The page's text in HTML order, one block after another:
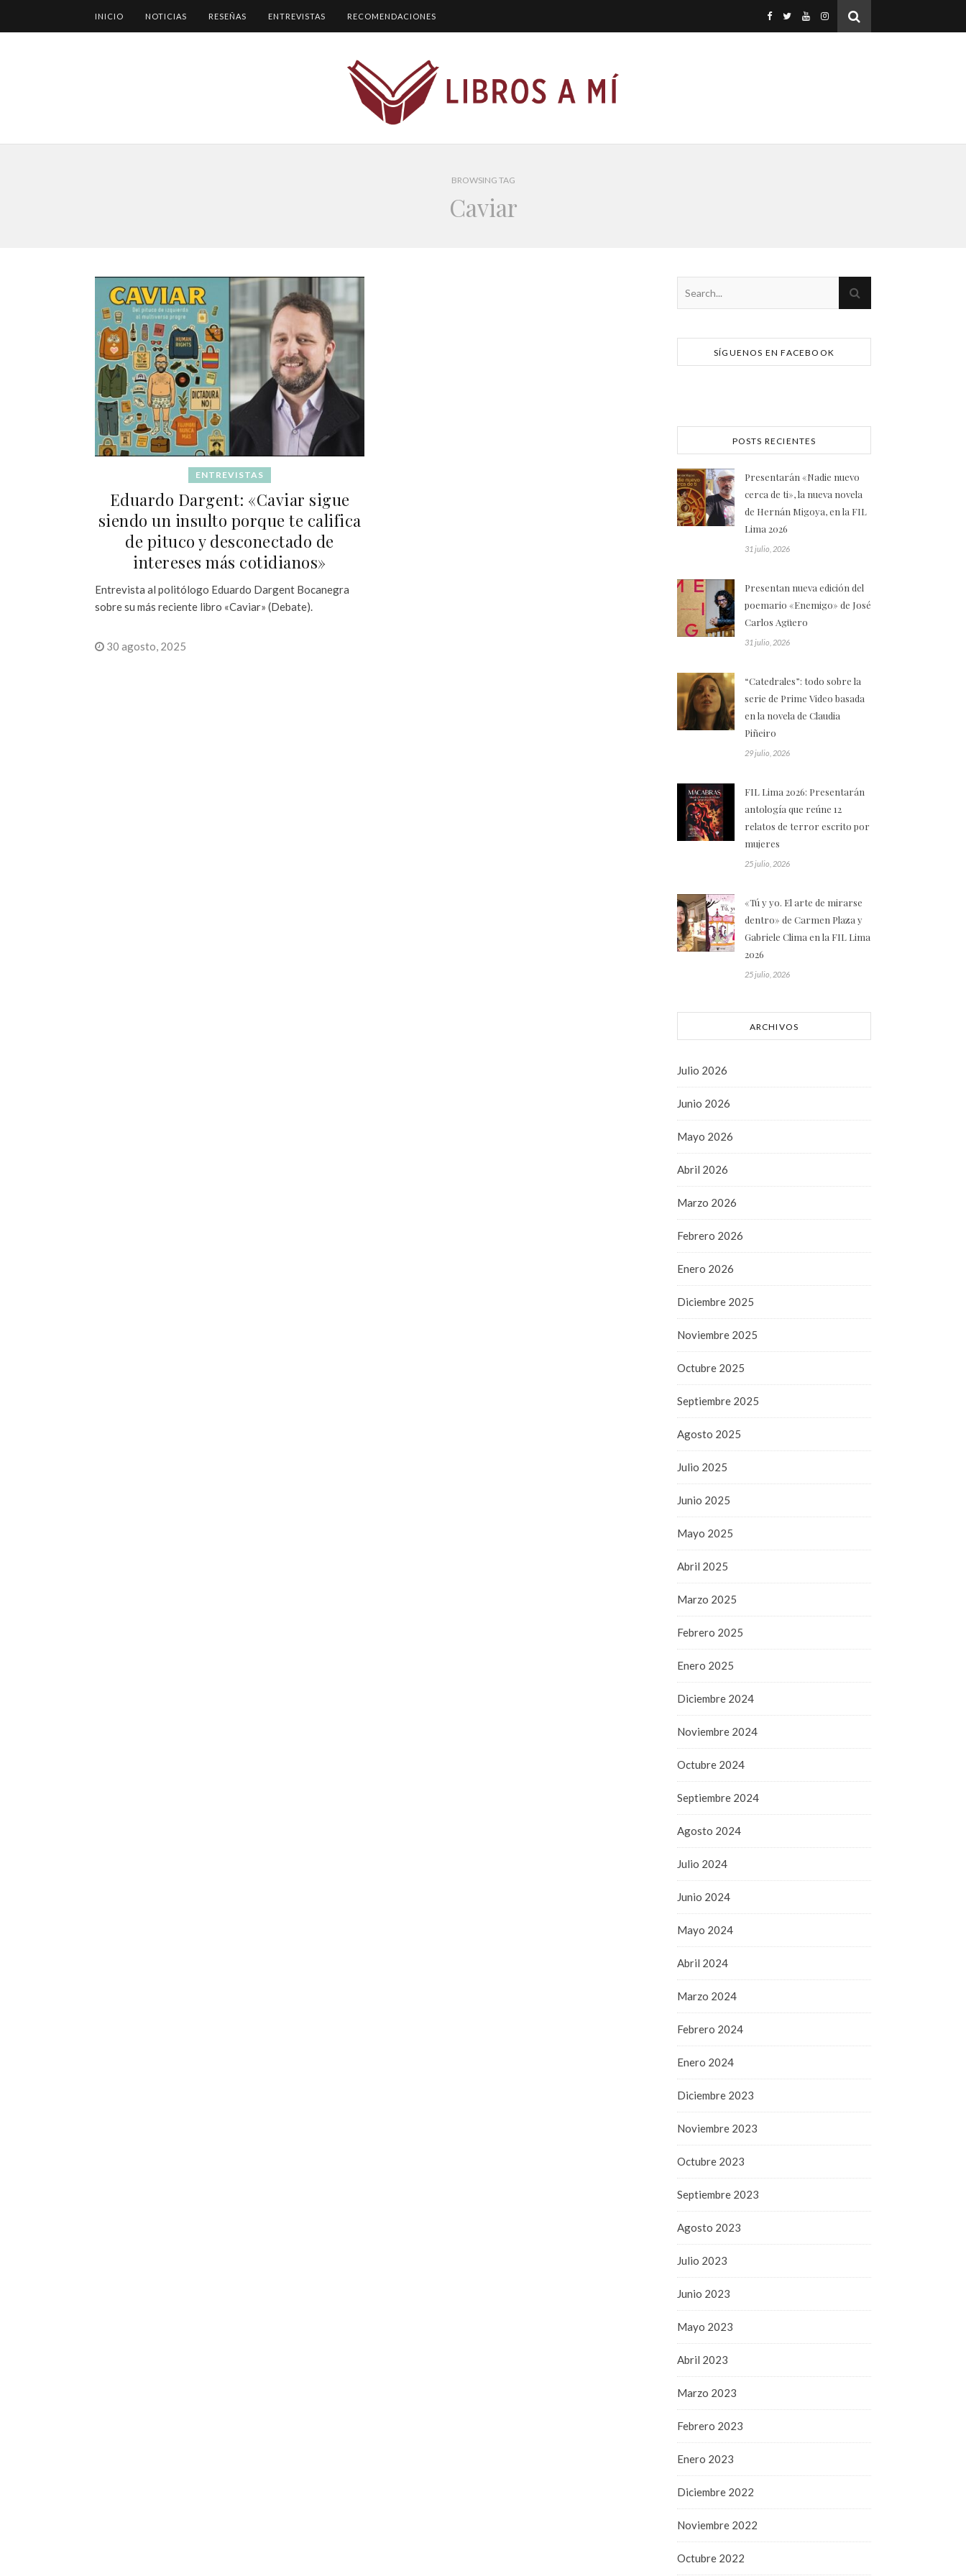
INICIO NOTICIAS RESEÑAS ENTREVISTAS RECOMENDACIONES
BROWSING TAG
Caviar
ENTREVISTAS
Eduardo Dargent: «Caviar sigue
siendo un insulto porque te califica
de pituco y desconectado de
intereses más cotidianos»
Entrevista al politólogo Eduardo Dargent Bocanegra
sobre su más reciente libro «Caviar» (Debate).
30 agosto, 2025
SÍGUENOS EN FACEBOOK
POSTS RECIENTES
Presentarán «Nadie nuevo
cerca de ti», la nueva novela
de Hernán Migoya, en la FIL
Lima 2026
31 julio, 2026
Presentan nueva edición del
poemario «Enemigo» de José
Carlos Agüero
31 julio, 2026
“Catedrales”: todo sobre la
serie de Prime Video basada
en la novela de Claudia
Piñeiro
29 julio, 2026
FIL Lima 2026: Presentarán
antología que reúne 12
relatos de terror escrito por
mujeres
25 julio, 2026
«Tú y yo. El arte de mirarse
dentro» de Carmen Plaza y
Gabriele Clima en la FIL Lima
2026
25 julio, 2026
ARCHIVOS
Julio 2026
Junio 2026
Mayo 2026
Abril 2026
Marzo 2026
Febrero 2026
Enero 2026
Diciembre 2025
Noviembre 2025
Octubre 2025
Septiembre 2025
Agosto 2025
Julio 2025
Junio 2025
Mayo 2025
Abril 2025
Marzo 2025
Febrero 2025
Enero 2025
Diciembre 2024
Noviembre 2024
Octubre 2024
Septiembre 2024
Agosto 2024
Julio 2024
Junio 2024
Mayo 2024
Abril 2024
Marzo 2024
Febrero 2024
Enero 2024
Diciembre 2023
Noviembre 2023
Octubre 2023
Septiembre 2023
Agosto 2023
Julio 2023
Junio 2023
Mayo 2023
Abril 2023
Marzo 2023
Febrero 2023
Enero 2023
Diciembre 2022
Noviembre 2022
Octubre 2022